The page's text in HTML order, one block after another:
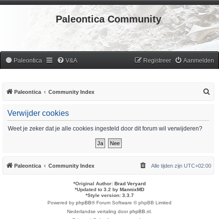
Paleontica Community
Paleontica V&A Aanmelden
Registreer
Paleontica Community Index
Verwijder cookies
Weet je zeker dat je alle cookies ingesteld door dit forum wil verwijderen?
Paleontica Community Index Alle tijden zijn UTC+02:00
*Original Author: Brad Veryard
*Updated to 3.2 by MannixMD
*Style version: 3.3.7
Powered by phpBB® Forum Software © phpBB Limited
Nederlandse vertaling doorphpBB.nl